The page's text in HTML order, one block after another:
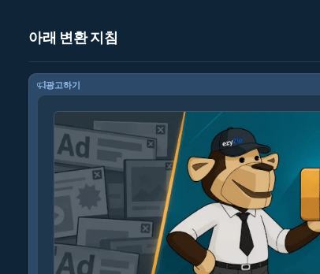
아래 변환 지침
광고하기